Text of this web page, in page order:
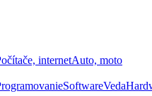
internetAuto, moto
SoftwareVeda